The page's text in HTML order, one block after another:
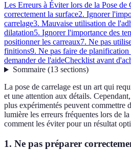
Les Erreurs à Éviter lors de la Pose de
correctement la surface2. Ignorer
carrelage3. Mauvaise utilisation de
dilatation5. Ignorer l'importance des
positionner les carreaux7. Ne pas
finitions9. Ne pas faire de planification
demander de l'aideChecklist avant
Sommaire(13 sections)
La pose de carrelage est un art qui
et une attention aux détails.
plus expérimentés peuvent commettre
lumière les erreurs fréquentes lors de
comment les éviter pour un résultat
1. Ne pas préparer